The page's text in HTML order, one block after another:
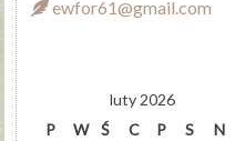
ewfor61@gmail.com
luty 2026
P
W Ś C P S
N